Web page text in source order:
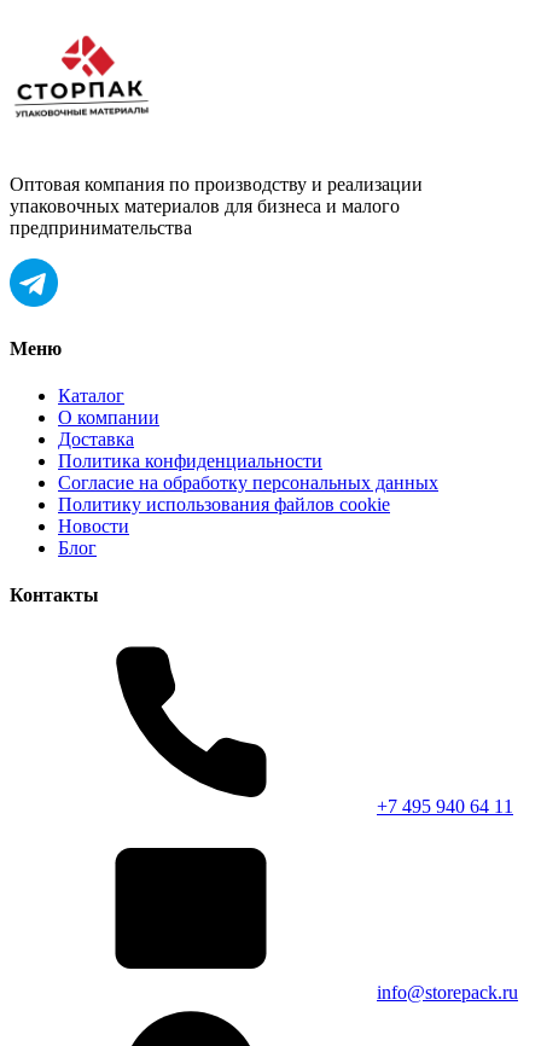
Оптовая компания по производству и реализации
упаковочных материалов для бизнеса и малого
предпринимательства
Меню
Каталог
О компании
Доставка
Политика конфиденциальности
Согласие на обработку персональных данных
Политику использования файлов cookie
Новости
Блог
Контакты
+7 495 940 64 11
info@storepack.ru